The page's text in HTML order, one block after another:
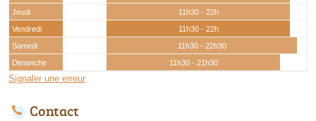
Jeudi
11h30 - 22h
Vendredi
11h30 - 22h
Samedi
11h30 - 22h30
Dimanche
11h30 - 21h30
Signaler une erreur
Contact